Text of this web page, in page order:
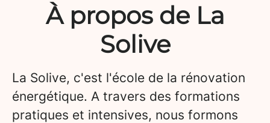
À propos de La
Solive
La Solive, c'est l'école de la rénovation
énergétique. A travers des formations
pratiques et intensives, nous formons